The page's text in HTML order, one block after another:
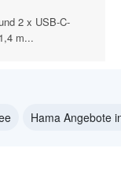
2 x USB-C-
m...
Hama Angebote